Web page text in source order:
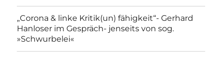
„Corona & linke Kritik(un) fähigkeit“- Gerhard
Hanloser im Gespräch- jenseits von sog.
»Schwurbelei«